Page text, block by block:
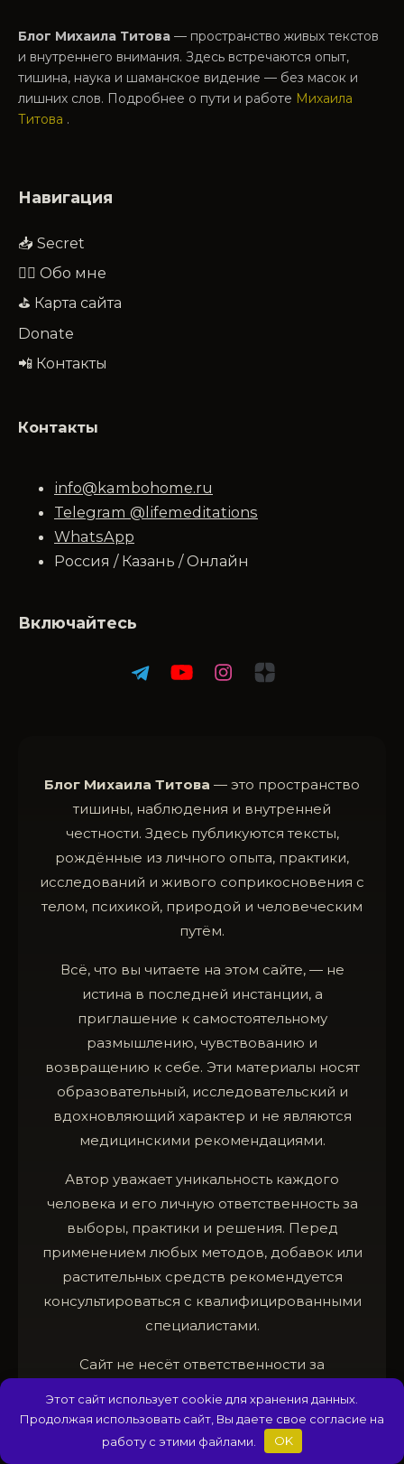
Блог Михаила Титова — пространство живых текстов
и внутреннего внимания. Здесь встречаются опыт,
тишина, наука и шаманское видение — без масок и
лишних слов. Подробнее о пути и работе Михаила
Титова .
Навигация
📥 Secret
🧔‍♂️ Обо мне
⛳ Карта сайта
Donate
📲 Контакты
Контакты
info@kambohome.ru
Telegram @lifemeditations
WhatsApp
Россия / Казань / Онлайн
Включайтесь
Блог Михаила Титова — это пространство
тишины, наблюдения и внутренней
честности. Здесь публикуются тексты,
рождённые из личного опыта, практики,
исследований и живого соприкосновения с
телом, психикой, природой и человеческим
путём.
Всё, что вы читаете на этом сайте, — не
истина в последней инстанции, а
приглашение к самостоятельному
размышлению, чувствованию и
возвращению к себе. Эти материалы носят
образовательный, исследовательский и
вдохновляющий характер и не являются
медицинскими рекомендациями.
Автор уважает уникальность каждого
человека и его личную ответственность за
выборы, практики и решения. Перед
применением любых методов, добавок или
растительных средств рекомендуется
консультироваться с квалифицированными
специалистами.
Сайт не несёт ответственности за
опубликованной информации. Всё
представленное здесь — поле для
Этот сайт использует cookie для хранения данных.
Продолжая использовать сайт, Вы даете свое согласие на
работу с этими файлами.
OK